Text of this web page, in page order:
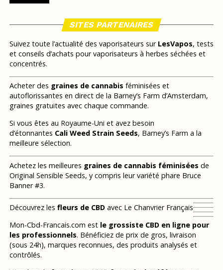
SITES PARTENAIRES
Suivez toute l’actualité des vaporisateurs sur LesVapos, tests
et conseils d’achats pour vaporisateurs à herbes séchées et
concentrés.
Acheter des graines de cannabis féminisées et
autoflorissantes en direct de la Barney’s Farm d’Amsterdam,
graines gratuites avec chaque commande.
Si vous êtes au Royaume-Uni et avez besoin
d’étonnantes Cali Weed Strain Seeds, Barney’s Farm a la
meilleure sélection.
Achetez les meilleures graines de cannabis féminisées de
Original Sensible Seeds, y compris leur variété phare Bruce
Banner #3.
Découvrez les fleurs de CBDavec Le Chanvrier Français
Mon-Cbd-Francais.com est le grossiste CBD en ligne pour
les professionnels. Bénéficiez de prix de gros, livraison
(sous 24h), marques reconnues, des produits analysés et
contrôlés.